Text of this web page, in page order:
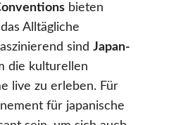
bieten
Alltägliche
sind Japan-
die kulturellen
live zu erleben. Für
für japanische